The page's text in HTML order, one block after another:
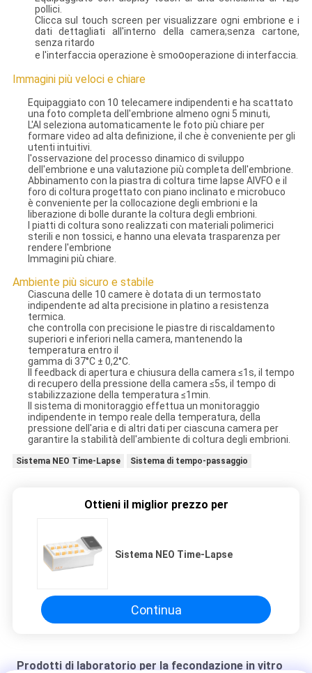
pollici.
Clicca sul touch screen per visualizzare ogni embrione e i
dati dettagliati all'interno della camera;senza cartone,
senza ritardo
e l'interfaccia operazione è smoooperazione di interfaccia.
Immagini più veloci e chiare
Equipaggiato con 10 telecamere indipendenti e ha scattato
una foto completa dell'embrione almeno ogni 5 minuti,
L'Al seleziona automaticamente le foto più chiare per
formare video ad alta definizione, il che è conveniente per gli
utenti intuitivi.
l'osservazione del processo dinamico di sviluppo
dell'embrione e una valutazione più completa dell'embrione.
Abbinamento con la piastra di coltura time lapse AlVFO e il
foro di coltura progettato con piano inclinato e microbuco
è conveniente per la collocazione degli embrioni e la
liberazione di bolle durante la coltura degli embrioni.
I piatti di coltura sono realizzati con materiali polimerici
sterili e non tossici, e hanno una elevata trasparenza per
rendere l'embrione
Immagini più chiare.
Ambiente più sicuro e stabile
Ciascuna delle 10 camere è dotata di un termostato
indipendente ad alta precisione in platino a resistenza
termica.
che controlla con precisione le piastre di riscaldamento
superiori e inferiori nella camera, mantenendo la
temperatura entro il
gamma di 37°C ± 0,2°C.
Il feedback di apertura e chiusura della camera ≤1s, il tempo
di recupero della pressione della camera ≤5s, il tempo di
stabilizzazione della temperatura ≤1min.
Il sistema di monitoraggio effettua un monitoraggio
indipendente in tempo reale della temperatura, della
pressione dell'aria e di altri dati per ciascuna camera per
garantire la stabilità dell'ambiente di coltura degli embrioni.
Sistema NEO Time-Lapse Sistema di tempo-passaggio
Ottieni il miglior prezzo per
Sistema NEO Time-Lapse
Continua
Prodotti di laboratorio per la fecondazione in vitro